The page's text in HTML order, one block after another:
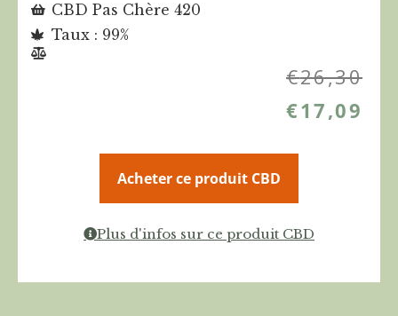
CBD Pas Chère 420
Taux : 99%
€26,30
€17,09
Acheter ce produit CBD
Plus d'infos sur ce produit CBD